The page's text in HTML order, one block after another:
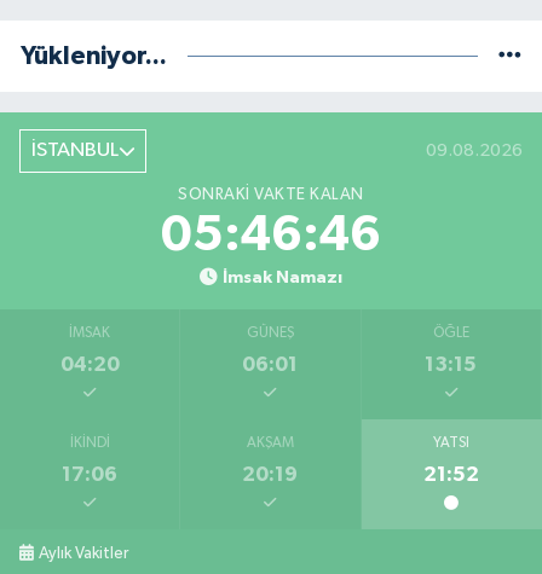
Yükleniyor...
İSTANBUL 09.08.2026
SONRAKI VAKTE KALAN
05:46:45
İmsak Namazı
İMSAK
04:20
GÜNEŞ
06:01
ÖĞLE
13:15
İKINDI
17:06
AKŞAM
20:19
YATSI
21:52
Aylık Vakitler